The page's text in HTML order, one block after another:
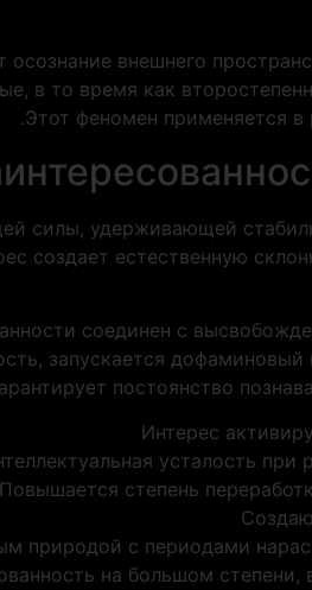
внешнего
в то время как
Этот феномен применяется в
силы, удерживающей
создает естественную
соединен с
запускается
постоянство
Интерес
усталость
Повышается степень
природой с периодами
на большом